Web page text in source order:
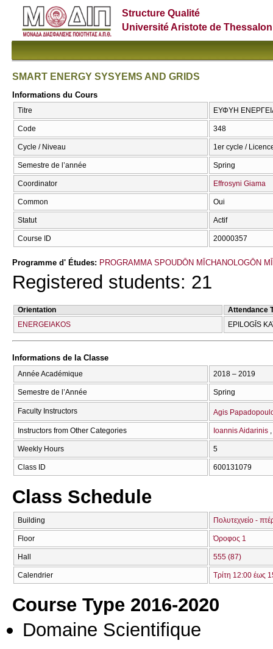
Structure Qualité
Université Aristote de
SMART ENERGY SYSYEMS AND GRIDS
Informations du Cours
Titre ΕΥΦΥΗ
Code 348
Cycle / Niveau 1er cycle /
Semestre de l’année Spring
Coordinator Effrosyni Giama
Common Oui
Statut Actif
Course ID 20000357
Programme d' Études: PROGRAMMA SPOUDŌN MĪCΗANOLOGŌN
Registered students: 21
Orientation
Attendance
ENERGEIAKOS
EPILOGĪS
Informations de la Classe
Année Académique 2018 – 2019
Semestre de l’Année Spring
Faculty Instructors Agis
Instructors from Other Categories Ioannis Aidarinis
Weekly Hours 5
Class ID 600131079
Class Schedule
Building Πολυτεχνείο -
Floor Όροφος 1
Hall 555 (87)
Calendrier Τρίτη 12:00 έως
Course Type 2016-2020
Domaine Scientifique